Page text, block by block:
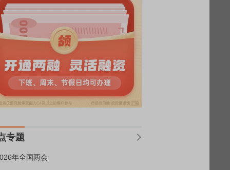
专题
年全国两会